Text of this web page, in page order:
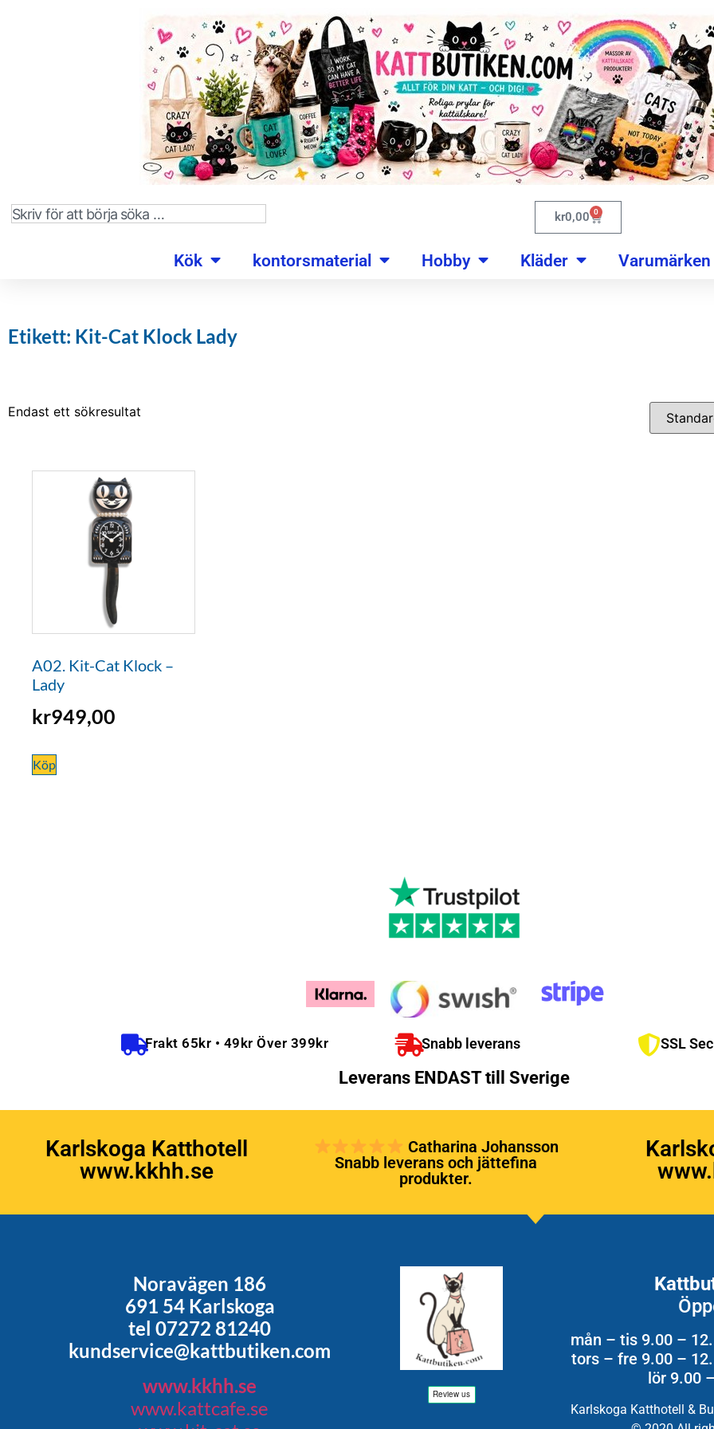
kr0,00 0
Kök kontorsmaterial Hobby Kläder Varumärken
Etikett: Kit-Cat Klock Lady
Endast ett sökresultat
A02. Kit-Cat Klock –
Lady
kr949,00
Köp
Frakt 65kr • 49kr Över 399kr Snabb leverans SSL
Leverans ENDAST till Sverige
Karlskoga Katthotell
www.kkhh.se
Catharina Johansson
Snabb leverans och jättefina
produkter.
Noravägen 186
691 54 Karlskoga
tel 07272 81240
kundservice@kattbutiken.com
www.kkhh.se
www.kattcafe.se
mån – tis 9.00 –
tors – fre 9.00 –
lör 9.00
Karlskoga Katthotell &